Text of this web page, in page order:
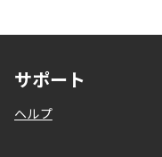
サポート
ヘルプ